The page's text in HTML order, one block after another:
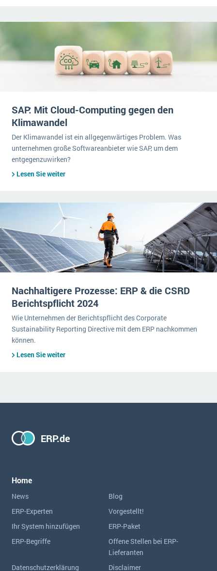
SAP: Mit Cloud-Computing gegen den
Klimawandel
Der Klimawandel ist ein allgegenwärtiges Problem. Was
unternehmen große Softwareanbieter wie SAP, um dem
entgegenzuwirken?
Lesen Sie weiter
Nachhaltigere Prozesse: ERP & die CSRD
Berichtspflicht 2024
Wie Unternehmen der Berichtspflicht des Corporate
Sustainability Reporting Directive mit dem ERP nachkommen
können.
Lesen Sie weiter
ERP.de
Home
News
Blog
ERP-Experten
Vorgestellt!
Ihr System hinzufügen
ERP-Paket
ERP-Begriffe
Offene Stellen bei ERP-
Lieferanten
Datenschutzerklärung
Disclaimer